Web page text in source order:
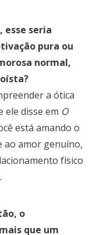
esse seria
pura ou
normal,
a ótica
ele disse em O
está amando o
ao amor genuíno,
físico
o
que um